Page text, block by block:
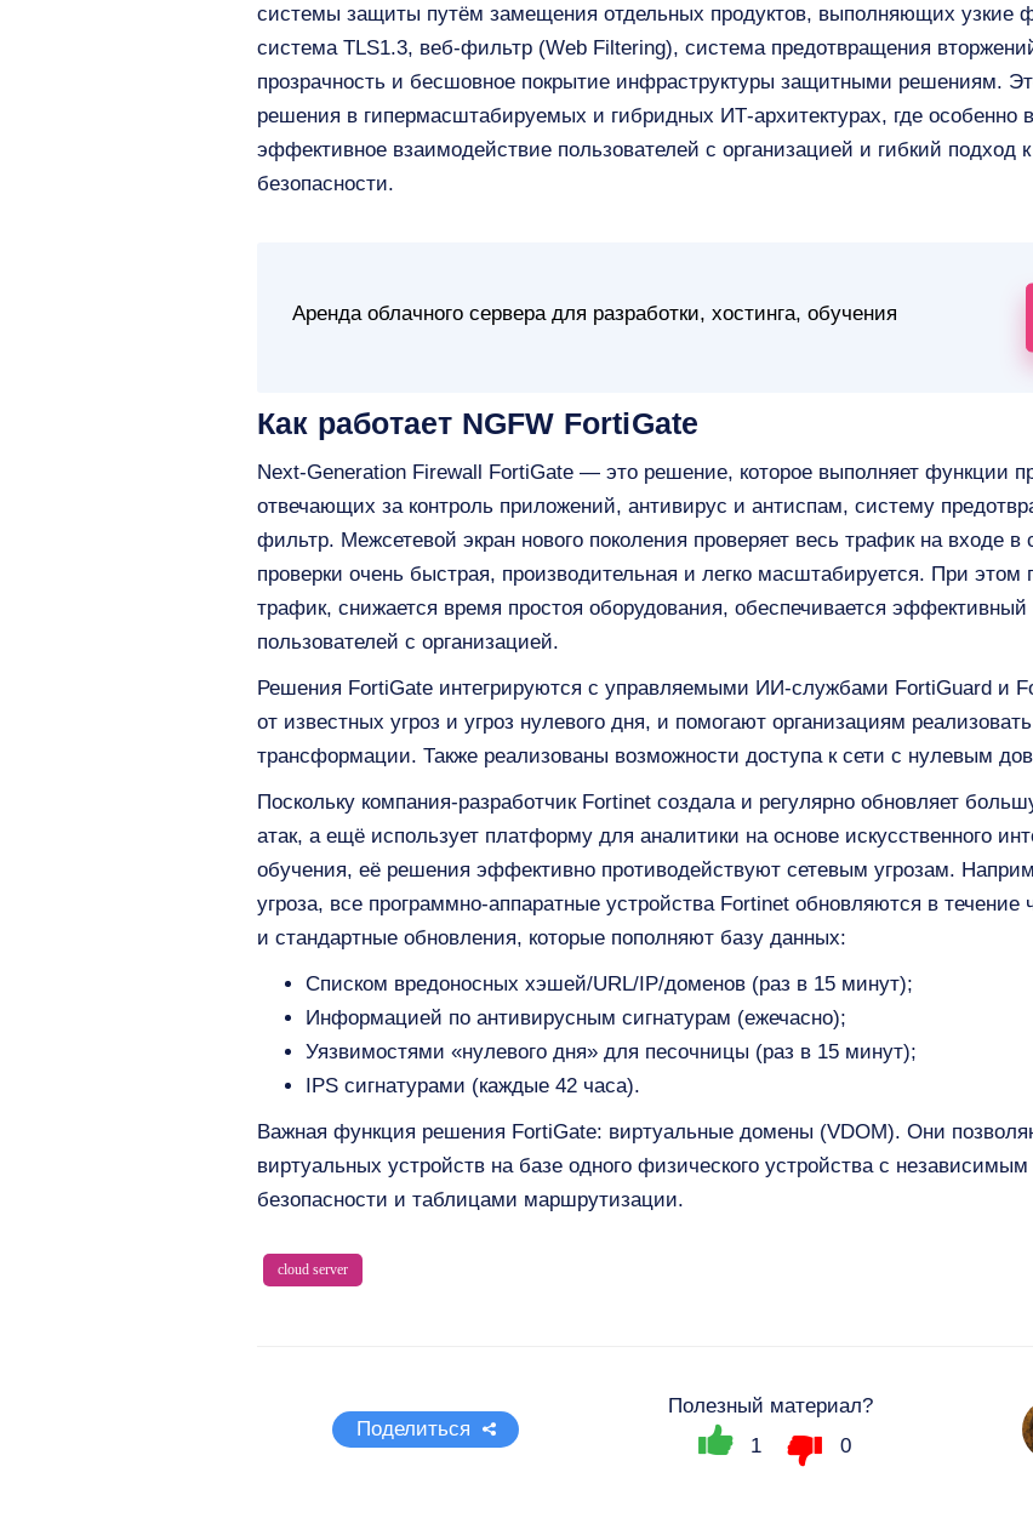
системы защиты путём замещения отдельных продуктов, выполняющих узкие
система TLS1.3, веб-фильтр (Web Filtering), система предотвращения
прозрачность и бесшовное покрытие инфраструктуры защитными решениям.
решения в гипермасштабируемых и гибридных ИТ-архитектурах, где особенно
эффективное взаимодействие пользователей с организацией и гибкий подход
безопасности.
Аренда облачного сервера для разработки, хостинга, обучения
Как работает NGFW FortiGate
Next-Generation Firewall FortiGate — это решение, которое выполняет функции
отвечающих за контроль приложений, антивирус и антиспам, систему
фильтр. Межсетевой экран нового поколения проверяет весь трафик на входе
проверки очень быстрая, производительная и легко масштабируется. При этом
трафик, снижается время простоя оборудования, обеспечивается
пользователей с организацией.
Решения FortiGate интегрируются с управляемыми ИИ-службами FortiGuard и
от известных угроз и угроз нулевого дня, и помогают организациям
трансформации. Также реализованы возможности доступа к сети с нулевым
Поскольку компания-разработчик Fortinet создала и регулярно обновляет
атак, а ещё использует платформу для аналитики на основе искусственного
обучения, её решения эффективно противодействуют сетевым угрозам.
угроза, все программно-аппаратные устройства Fortinet обновляются в
и стандартные обновления, которые пополняют базу данных:
Списком вредоносных хэшей/URL/IP/доменов (раз в 15 минут);
Информацией по антивирусным сигнатурам (ежечасно);
Уязвимостями «нулевого дня» для песочницы (раз в 15 минут);
IPS сигнатурами (каждые 42 часа).
Важная функция решения FortiGate: виртуальные домены (VDOM). Они
виртуальных устройств на базе одного физического устройства с
безопасности и таблицами маршрутизации.
cloud server
Поделиться
Полезный материал?
1
0